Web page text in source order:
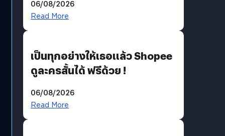
?
06/08/2026
Read More
เป็นทุกอย่างให้เธอแล้ว Shopee
ดูละครสั้นได้ ฟรีด้วย !
06/08/2026
Read More